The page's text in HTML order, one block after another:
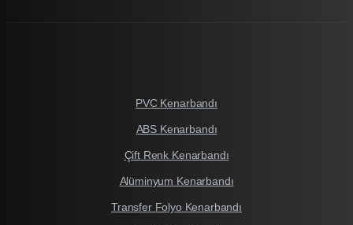
PVC Kenarbandı
ABS Kenarbandı
Çift Renk Kenarbandı
Alüminyum Kenarbandı
Transfer Folyo Kenarbandı